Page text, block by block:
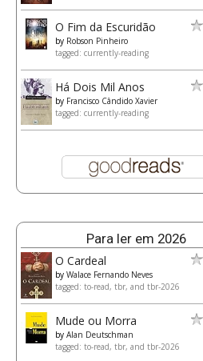
O Fim da Escuridão
by Robson Pinheiro
tagged: currently-reading
Há Dois Mil Anos
by Francisco Cândido Xavier
tagged: currently-reading
Para ler em 2026
O Cardeal
by Walace Fernando Neves
tagged: to-read, tbr, and tbr-2026
Mude ou Morra
by Alan Deutschman
tagged: to-read, tbr, and tbr-2026